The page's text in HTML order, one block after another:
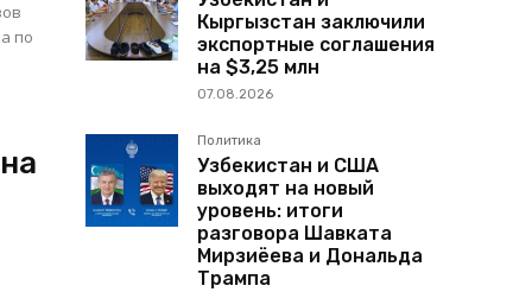
по
Кыргызстан заключили
экспортные соглашения
на $3,25 млн
07.08.2026
Политика
Узбекистан и США
выходят на новый
уровень: итоги
разговора Шавката
Мирзиёева и Дональда
Трампа